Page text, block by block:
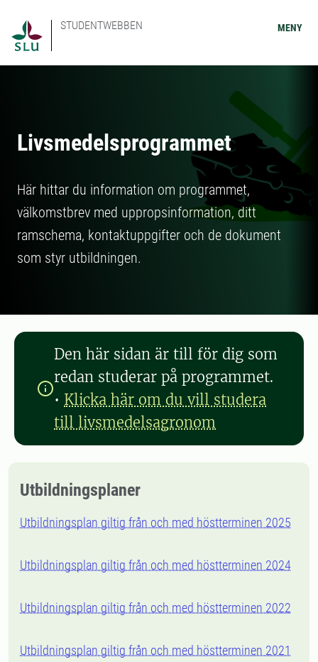
STUDENTWEBBEN MENY
Livsmedelsprogrammet
Här hittar du information om programmet,
välkomstbrev med uppropsinformation, ditt
ramschema, kontaktuppgifter och de dokument
som styr utbildningen.
Den här sidan är till för dig som
redan studerar på programmet.
• Klicka här om du vill studera
till livsmedelsagronom
Utbildningsplaner
Utbildningsplan giltig från och med höstterminen 2025
Utbildningsplan giltig från och med höstterminen 2024
Utbildningsplan giltig från och med höstterminen 2022
Utbildningsplan giltig från och med höstterminen 2021